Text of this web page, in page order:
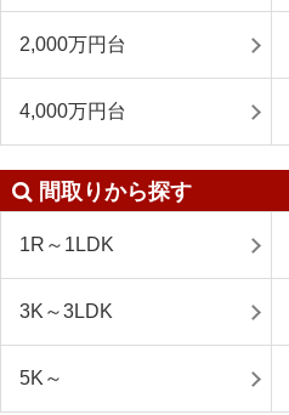
2,000万円台
4,000万円台
間取りから探す
1R～1LDK
3K～3LDK
5K～